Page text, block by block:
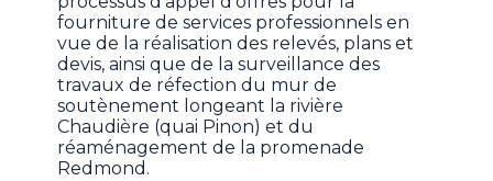
fourniture de services professionnels en
vue de la réalisation des relevés, plans et
devis, ainsi que de la surveillance des
travaux de réfection du mur de
soutènement longeant la rivière
Chaudière (quai Pinon) et du
réaménagement de la promenade
Redmond.